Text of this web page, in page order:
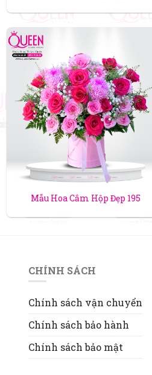
Mẫu Hoa Cắm Hộp Đẹp 195
CHÍNH SÁCH
Chính sách vận chuyển
Chính sách bảo hành
Chính sách bảo mật